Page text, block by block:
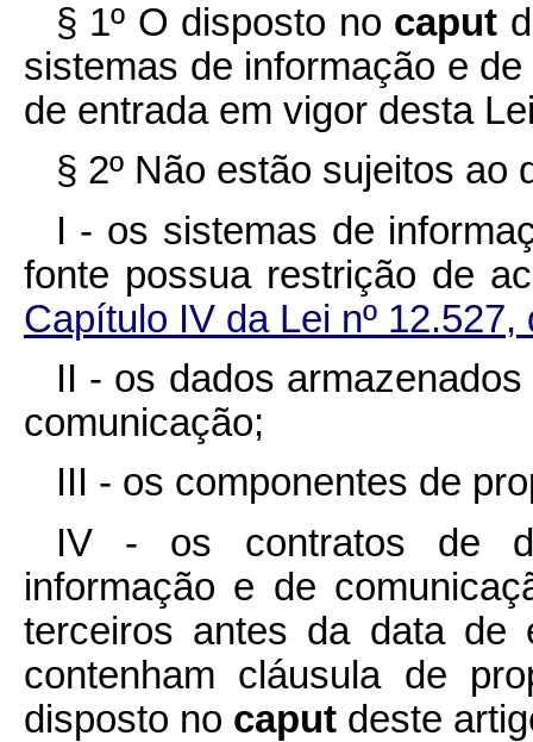
§ 1º O disposto no caput
sistemas de informação e
de entrada em vigor desta
§ 2º Não estão sujeitos ao
I - os sistemas de
fonte possua restrição de
Capítulo IV da Lei nº
II - os dados
comunicação;
III - os componentes de
IV - os contratos de
informação e de
terceiros antes da data de
contenham cláusula de
disposto no caput deste